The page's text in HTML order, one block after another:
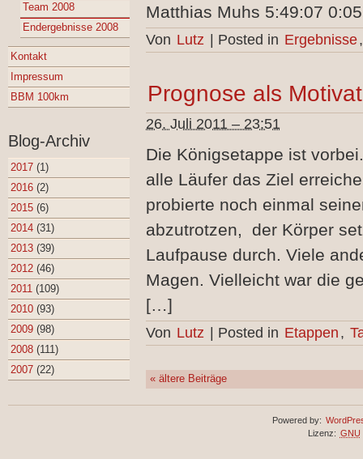
Team 2008
Endergebnisse 2008
Kontakt
Impressum
BBM 100km
Blog-Archiv
2017 (1)
2016 (2)
2015 (6)
2014 (31)
2013 (39)
2012 (46)
2011 (109)
2010 (93)
2009 (98)
2008 (111)
2007 (22)
Matthias Muhs 5:49:07
Von Lutz Posted in Ergebnisse
Prognose als
26. Juli 2011 – 23:51
Die Königsetappe ist
alle Läufer das Ziel
probierte noch einmal
abzutrotzen, der Körper
Laufpause durch. Viele
Magen. Vielleicht war die
[…]
Von Lutz Posted in Etappen ,
« ältere Beiträge
Powered by:
Lizenz: GNU